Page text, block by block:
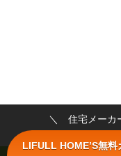
令和２年度第３
＼ 住宅メーカ
LIFULL HOME’S無料